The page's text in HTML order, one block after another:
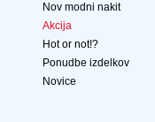
Nov modni nakit
Akcija
Hot or not!?
Ponudbe izdelkov
Novice